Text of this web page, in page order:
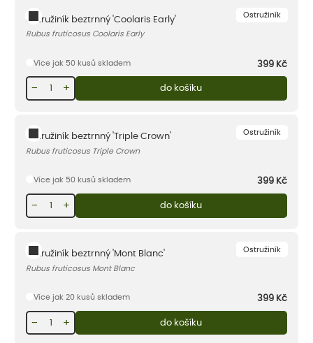
Ostružiník
Ostružiník beztrnný 'Coolaris Early'
Rubus fruticosus Coolaris Early
Více jak 50 kusů skladem 399 Kč
+
− do košíku
Ostružiník
Ostružiník beztrnný 'Triple Crown'
Rubus fruticosus Triple Crown
Více jak 50 kusů skladem 399 Kč
+
− do košíku
Ostružiník
Ostružiník beztrnný 'Mont Blanc'
Rubus fruticosus Mont Blanc
Více jak 20 kusů skladem 399 Kč
+
− do košíku